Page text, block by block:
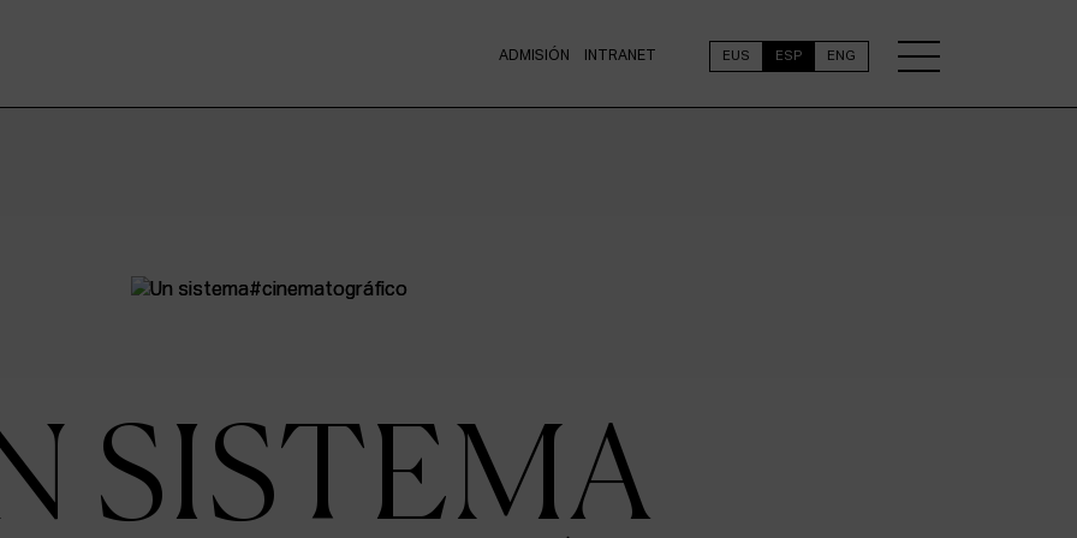
ADMISIÓN INTRANET EUS ESP ENG
SISTEMA